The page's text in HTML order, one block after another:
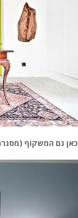
כאן גם המשקוף